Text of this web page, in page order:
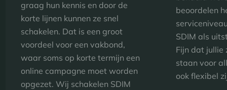
graag hun kennis en door de
korte lijnen kunnen ze snel
schakelen. Dat is een groot
voordeel voor een vakbond,
waar soms op korte termijn een
online campagne moet worden
opgezet. Wij schakelen SDIM
beoordelen
SDIM als
Fijn dat jullie
staan voor
ook flexibel